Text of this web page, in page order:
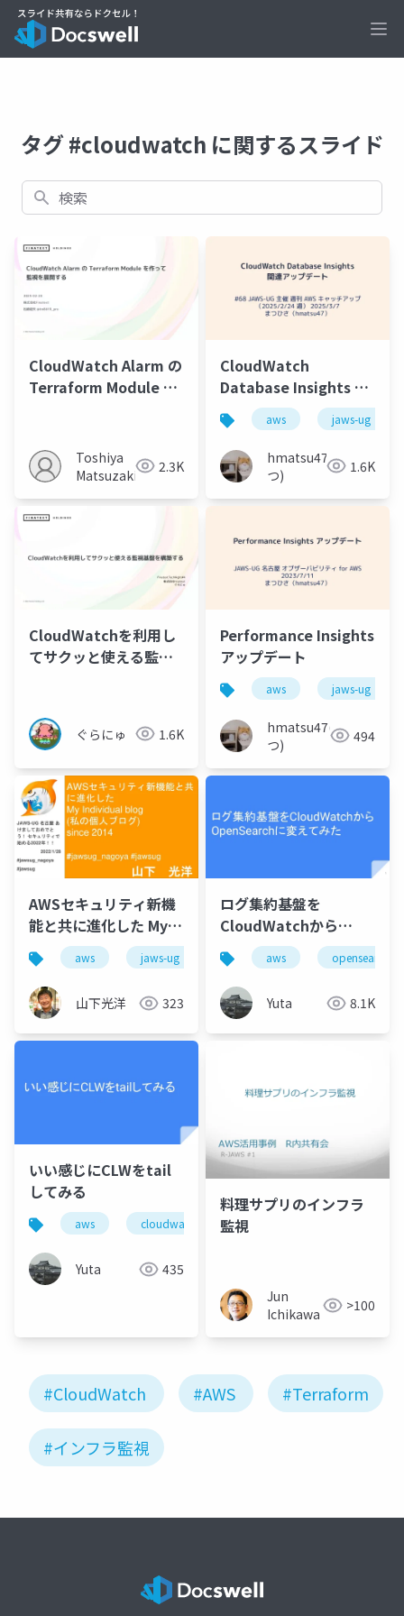
タグ #cloudwatch に関するスライド
検索
CloudWatch Alarm の
Terraform Module を
Toshiya
Matsuzaki
2.3K
CloudWatch
Database Insights 関
連アップデート
aws jaws-ug
hmatsu47(ま
つ)
1.6K
CloudWatchを利用し
てサクッと使える監視
ぐらにゅ 1.6K
Performance Insights
アップデート
aws jaws-ug
hmatsu47(ま
つ)
494
AWSセキュリティ新機
能と共に進化した My
Individual blog (私の
個人ブログ) since 2014
aws jaws-ug wordpress
山下光洋 323
ログ集約基盤を
CloudWatchから
OpenSearchに変えて
みた
aws opensearch
Yuta 8.1K
いい感じにCLWをtail
してみる
aws cloudwatch cw
Yuta 435
料理サプリのインフラ
監視
Jun
Ichikawa
>100
#CloudWatch #AWS #Terraform
#インフラ監視